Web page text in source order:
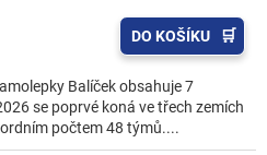
DO KOŠÍKU
Balíček obsahuje 7
se poprvé koná ve třech zemích
počtem 48 týmů....